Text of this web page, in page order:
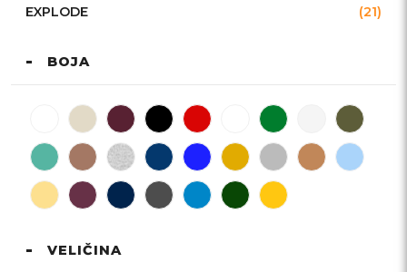
EXPLODE (21)
BOJA
VELIČINA